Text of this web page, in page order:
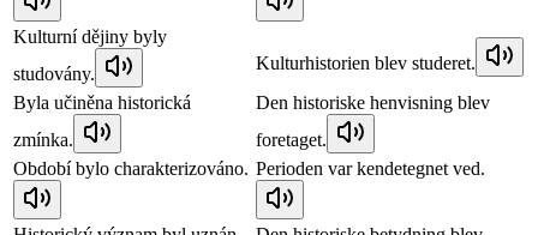
Kulturní dějiny byly
studovány.
Kulturhistorien blev studeret.
Byla učiněna historická
zmínka.
Den historiske henvisning blev
foretaget.
Období bylo charakterizováno. Perioden var kendetegnet ved.